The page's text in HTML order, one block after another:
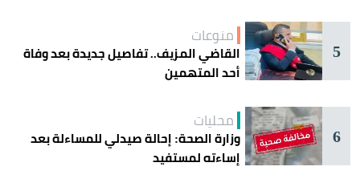
5
منوعات
القاضي المزيف.. تفاصيل جديدة بعد وفاة
أحد المتهمين
6
محليات
وزارة الصحة: إحالة صيدلي للمساءلة بعد
إساءته لمستفيد